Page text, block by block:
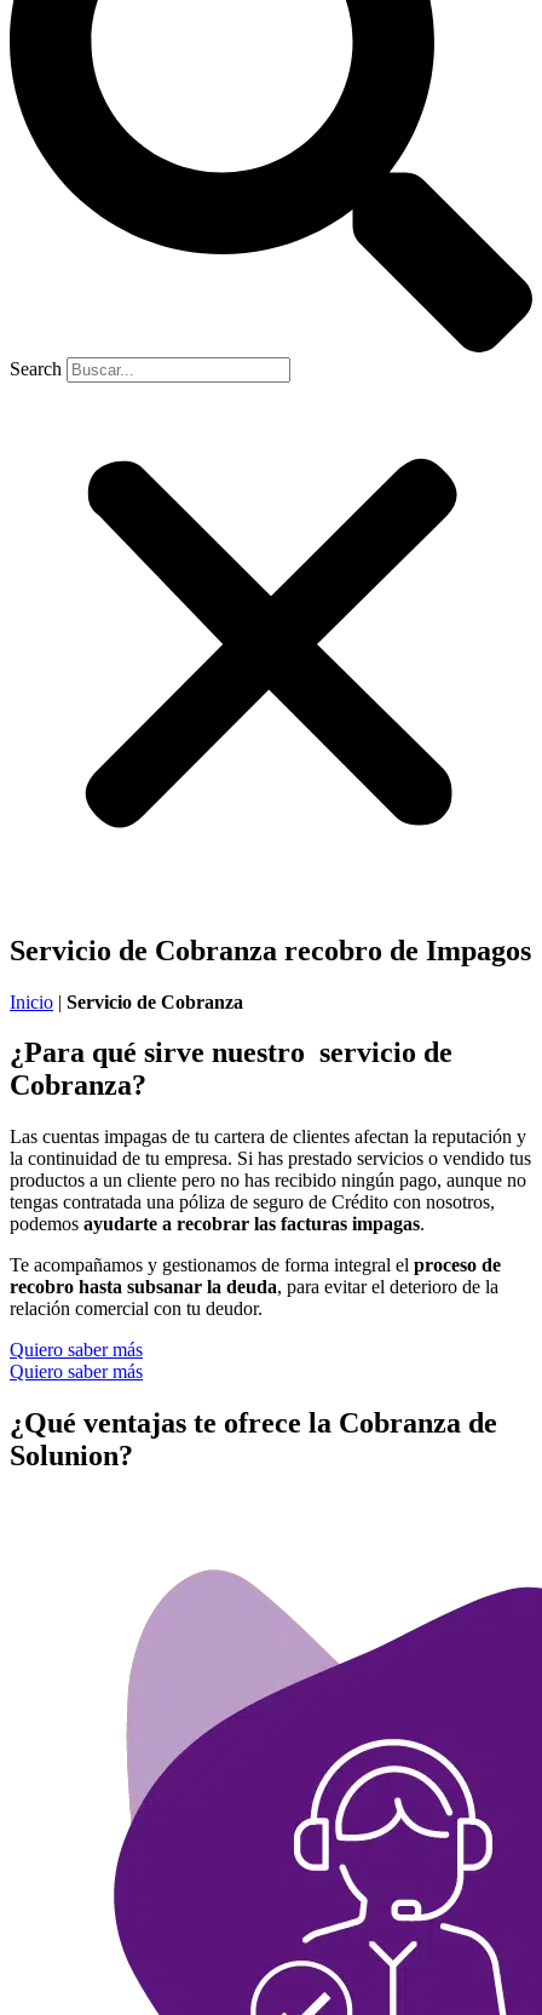
Search
Servicio de Cobranza recobro de Impagos
Inicio | Servicio de Cobranza
¿Para qué sirve nuestro servicio de
Cobranza?
Las cuentas impagas de tu cartera de clientes afectan la reputación y
la continuidad de tu empresa. Si has prestado servicios o vendido tus
productos a un cliente pero no has recibido ningún pago, aunque no
tengas contratada una póliza de seguro de Crédito con nosotros,
podemos ayudarte a recobrar las facturas impagas.
Te acompañamos y gestionamos de forma integral el proceso de
recobro hasta subsanar la deuda, para evitar el deterioro de la
relación comercial con tu deudor.
Quiero saber más
Quiero saber más
¿Qué ventajas te ofrece la Cobranza de
Solunion?